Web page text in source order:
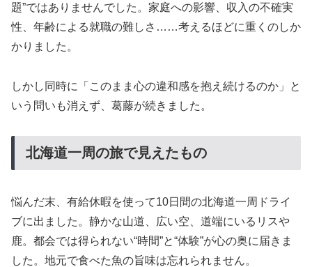
題”ではありませんでした。家庭への影響、収入の不確実
性、年齢による就職の難しさ……考えるほどに重くのしか
かりました。
しかし同時に「このまま心の違和感を抱え続けるのか」と
いう問いも消えず、葛藤が続きました。
北海道一周の旅で見えたもの
悩んだ末、有給休暇を使って10日間の北海道一周ドライ
ブに出ました。静かな山道、広い空、道端にいるリスや
鹿。都会では得られない“時間”と“体験”が心の奥に届きま
した。地元で食べた魚の旨味は忘れられません。